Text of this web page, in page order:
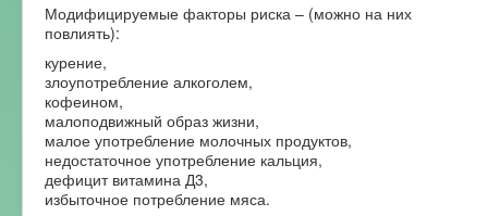
Модифицируемые факторы риска – (можно на них
повлиять):
курение,
злоупотребление алкоголем,
кофеином,
малоподвижный образ жизни,
малое употребление молочных продуктов,
недостаточное употребление кальция,
дефицит витамина Д3,
избыточное потребление мяса.